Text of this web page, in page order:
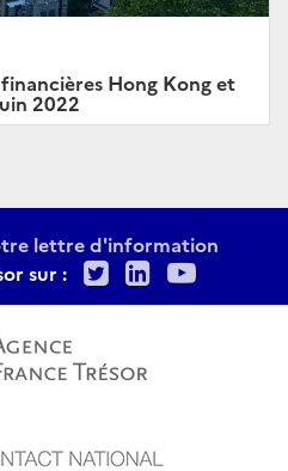
Hong Kong et
2022
lettre d'information
sur :
TwitterLinkedIn